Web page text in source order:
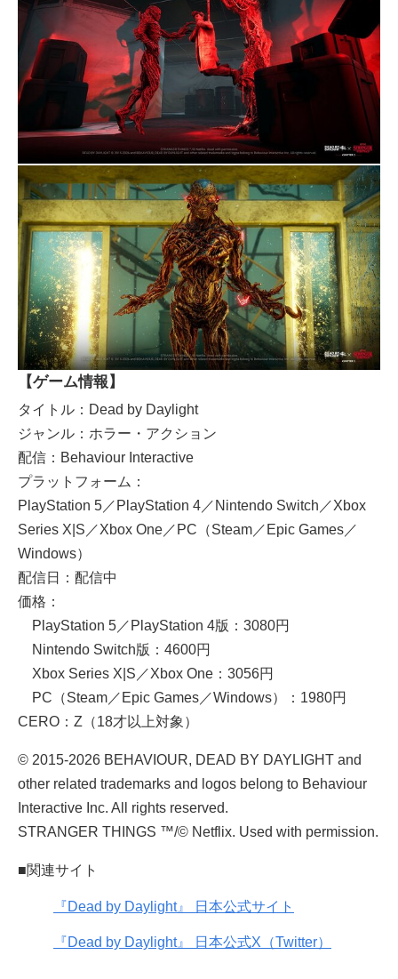
【ゲーム情報】
タイトル：Dead by Daylight
ジャンル：ホラー・アクション
配信：Behaviour Interactive
プラットフォーム：
PlayStation 5／PlayStation 4／Nintendo Switch／Xbox
Series X|S／Xbox One／PC（Steam／Epic Games／
Windows）
配信日：配信中
価格：
PlayStation 5／PlayStation 4版：3080円
Nintendo Switch版：4600円
Xbox Series X|S／Xbox One：3056円
PC（Steam／Epic Games／Windows）：1980円
CERO：Z（18才以上対象）
© 2015-2026 BEHAVIOUR, DEAD BY DAYLIGHT and
other related trademarks and logos belong to Behaviour
Interactive Inc. All rights reserved.
STRANGER THINGS ™/© Netflix. Used with permission.
■関連サイト
『Dead by Daylight』 日本公式サイト
『Dead by Daylight』 日本公式X（Twitter）